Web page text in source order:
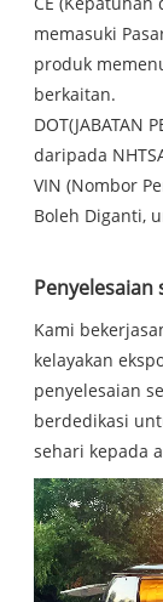
memasuki
produk
berkaitan.
DOT(JABATAN
daripada
VIN (Nombor
Boleh Diganti,
Penyelesaian
Kami
kelayakan
penyelesaian
berdedikasi
sehari kepada